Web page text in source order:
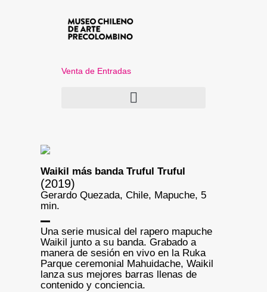
Venta de Entradas
Waikil más banda Truful Truful
(2019)
Gerardo Quezada, Chile, Mapuche, 5
min.
Una serie musical del rapero mapuche
Waikil junto a su banda. Grabado a
manera de sesión en vivo en la Ruka
Parque ceremonial Mahuidache, Waikil
lanza sus mejores barras llenas de
contenido y conciencia.